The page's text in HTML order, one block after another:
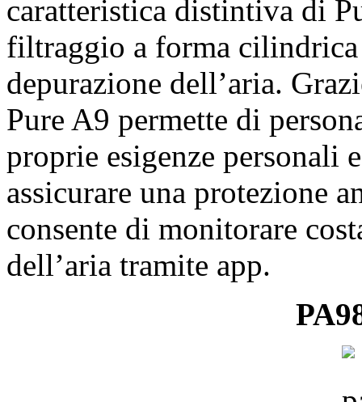
caratteristica distintiva di
filtraggio a forma
depurazione dell’aria.
Pure A9 permette di
proprie esigenze personali
assicurare una protezione
consente di monitorare
dell’aria tramite app.